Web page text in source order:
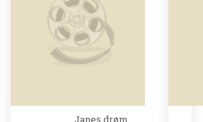
Janes drøm